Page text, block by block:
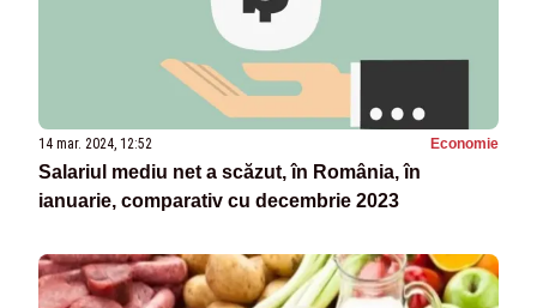
14 mar. 2024, 12:52 Economie
Salariul mediu net a scăzut, în România, în
ianuarie, comparativ cu decembrie 2023